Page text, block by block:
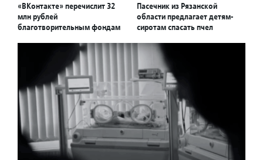
«ВКонтакте» перечислит 32
млн рублей
благотворительным фондам
Пасечник из Рязанской
области предлагает детям-
сиротам спасать пчел